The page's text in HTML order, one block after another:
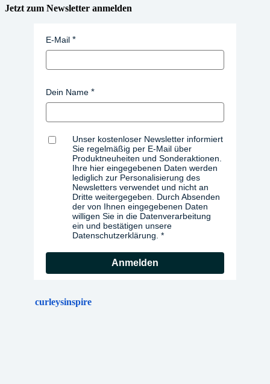
Jetzt zum Newsletter anmelden
E-Mail
Dein Name
Unser kostenloser Newsletter informiert
Sie regelmäßig per E-Mail über
Produktneuheiten und Sonderaktionen.
Ihre hier eingegebenen Daten werden
lediglich zur Personalisierung des
Newsletters verwendet und nicht an
Dritte weitergegeben. Durch Absenden
der von Ihnen eingegebenen Daten
willigen Sie in die Datenverarbeitung
ein und bestätigen unsere
Datenschutzerklärung.
Anmelden
curleysinspire